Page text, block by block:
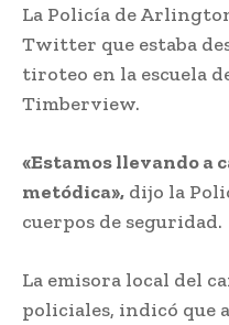
La Policía de
Twitter que estaba
tiroteo en la escuela
Timberview.
«Estamos llevando a
metódica», dijo la
cuerpos de seguridad.
La emisora local del
policiales, indicó que